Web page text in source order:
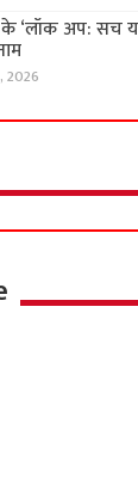
‘लॉक अप: सच या
2026